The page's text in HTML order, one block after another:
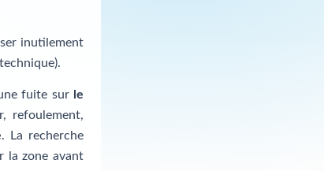
inutilement
fuite sur le
refoulement,
. La recherche
la zone avant